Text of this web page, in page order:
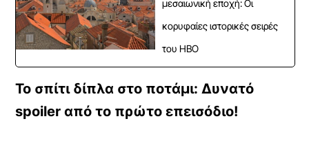
μεσαιωνική εποχή: Οι
κορυφαίες ιστορικές σειρές
του HBO
Το σπίτι δίπλα στο ποτάμι: Δυνατό
spoiler από το πρώτο επεισόδιο!